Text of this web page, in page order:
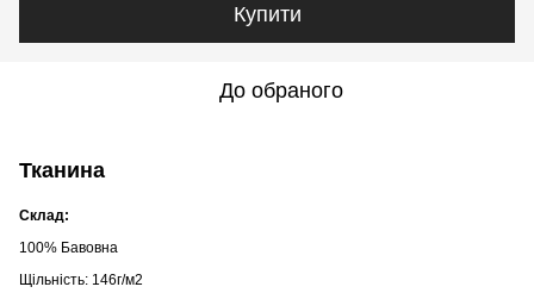
Купити
До обраного
Тканина
Склад:
100% Бавовна
Щільність: 146г/м2